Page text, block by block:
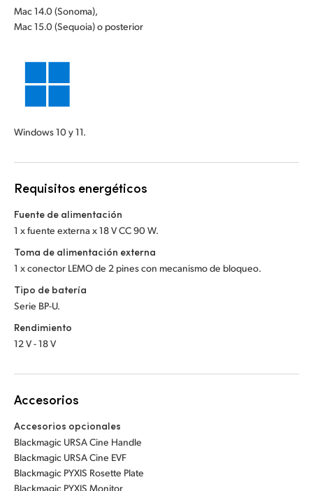
Mac 14.0 (Sonoma),
Mac 15.0 (Sequoia) o posterior
Windows 10 y 11.
Requisitos energéticos
Fuente de alimentación
1 x fuente externa x 18 V CC 90 W.
Toma de alimentación externa
1 x conector LEMO de 2 pines con mecanismo de bloqueo.
Tipo de batería
Serie BP-U.
Rendimiento
12 V - 18 V
Accesorios
Accesorios opcionales
Blackmagic URSA Cine Handle
Blackmagic URSA Cine EVF
Blackmagic PYXIS Rosette Plate
Blackmagic PYXIS Monitor